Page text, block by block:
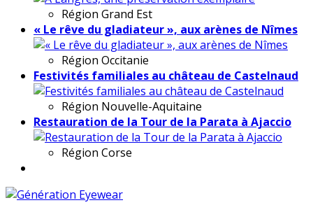
Région Grand Est
« Le rêve du gladiateur », aux arènes de Nîmes
Région Occitanie
Festivités familiales au château de Castelnaud
Région Nouvelle-Aquitaine
Restauration de la Tour de la Parata à Ajaccio
Région Corse